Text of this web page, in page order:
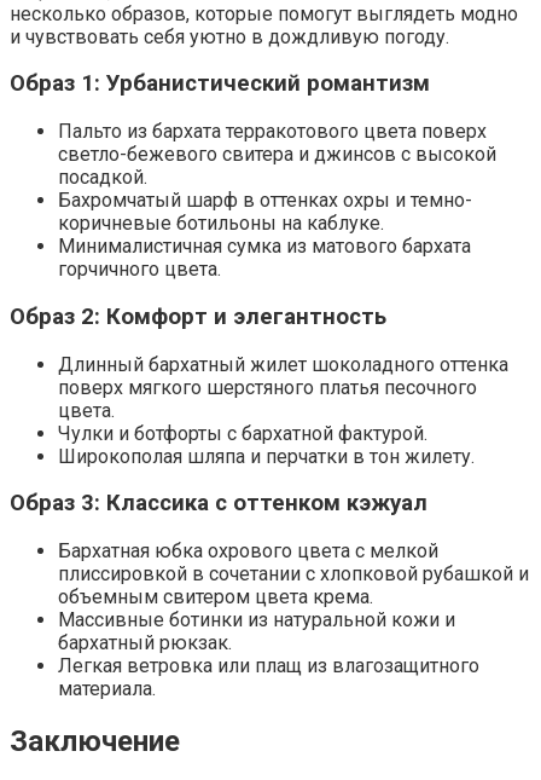
несколько образов, которые помогут выглядеть модно
и чувствовать себя уютно в дождливую погоду.
Образ 1: Урбанистический романтизм
Пальто из бархата терракотового цвета поверх
светло-бежевого свитера и джинсов с высокой
посадкой.
Бахромчатый шарф в оттенках охры и темно-
коричневые ботильоны на каблуке.
Минималистичная сумка из матового бархата
горчичного цвета.
Образ 2: Комфорт и элегантность
Длинный бархатный жилет шоколадного оттенка
поверх мягкого шерстяного платья песочного
цвета.
Чулки и ботфорты с бархатной фактурой.
Широкополая шляпа и перчатки в тон жилету.
Образ 3: Классика с оттенком кэжуал
Бархатная юбка охрового цвета с мелкой
плиссировкой в сочетании с хлопковой рубашкой и
объемным свитером цвета крема.
Массивные ботинки из натуральной кожи и
бархатный рюкзак.
Легкая ветровка или плащ из влагозащитного
материала.
Заключение